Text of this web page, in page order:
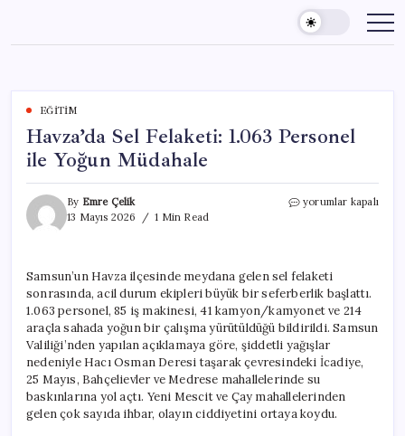
content
EĞITIM
Havza’da Sel Felaketi: 1.063 Personel
ile Yoğun Müdahale
By Emre Çelik
13 Mayıs 2026
1 Min Read
Havza’da
ile
Yoğun
Müdahale
için
yorumlar kapalı
Samsun’un Havza ilçesinde meydana gelen sel felaketi
sonrasında, acil durum ekipleri büyük bir seferberlik başlattı.
1.063 personel, 85 iş makinesi, 41 kamyon/kamyonet ve 214
araçla sahada yoğun bir çalışma yürütüldüğü bildirildi. Samsun
Valiliği’nden yapılan açıklamaya göre, şiddetli yağışlar
nedeniyle Hacı Osman Deresi taşarak çevresindeki İcadiye,
25 Mayıs, Bahçelievler ve Medrese mahallelerinde su
baskınlarına yol açtı. Yeni Mescit ve Çay mahallelerinden
gelen çok sayıda ihbar, olayın ciddiyetini ortaya koydu.